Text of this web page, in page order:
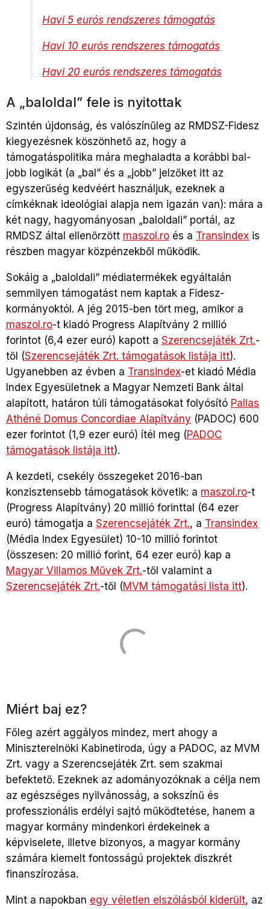
Havi 5 eurós rendszeres támogatás
Havi 10 eurós rendszeres támogatás
Havi 20 eurós rendszeres támogatás
A „baloldal” fele is nyitottak
Szintén újdonság, és valószínűleg az RMDSZ-Fidesz
kiegyezésnek köszönhető az, hogy a
támogatáspolitika mára meghaladta a korábbi bal-
jobb logikát (a „bal” és a „jobb” jelzőket itt az
egyszerűség kedvéért használjuk, ezeknek a
címkéknak ideológiai alapja nem igazán van): mára a
két nagy, hagyományosan „baloldali” portál, az
RMDSZ által ellenőrzött maszol.ro és a Transindex is
részben magyar közpénzekből működik.
Sokáig a „baloldali” médiatermékek egyáltalán
semmilyen támogatást nem kaptak a Fidesz-
kormányoktól. A jég 2015-ben tört meg, amikor a
maszol.ro-t kiadó Progress Alapítvány 2 millió
forintot (6,4 ezer euró) kapott a Szerencsejáték Zrt.-
től (Szerencsejáték Zrt. támogatások listája itt).
Ugyanebben az évben a Transindex-et kiadó Média
Index Egyesületnek a Magyar Nemzeti Bank által
alapított, határon túli támogatásokat folyósító Pallas
Athéné Domus Concordiae Alapítvány (PADOC) 600
ezer forintot (1,9 ezer euró) ítél meg (PADOC
támogatások listája itt).
A kezdeti, csekély összegeket 2016-ban
konzisztensebb támogatások követik: a maszol.ro-t
(Progress Alapítvány) 20 millió forinttal (64 ezer
euró) támogatja a Szerencsejáték Zrt., a Transindex
(Média Index Egyesület) 10-10 millió forintot
(összesen: 20 millió forint, 64 ezer euró) kap a
Magyar Villamos Művek Zrt.-től valamint a
Szerencsejáték Zrt.-től (MVM támogatási lista itt).
Miért baj ez?
Főleg azért aggályos mindez, mert ahogy a
Miniszterelnöki Kabinetiroda, úgy a PADOC, az MVM
Zrt. vagy a Szerencsejáték Zrt. sem szakmai
befektető. Ezeknek az adományozóknak a célja nem
az egészséges nyilvánosság, a sokszínű és
professzionális erdélyi sajtó működtetése, hanem a
magyar kormány mindenkori érdekeinek a
képviselete, illetve bizonyos, a magyar kormány
számára kiemelt fontosságú projektek diszkrét
finanszírozása.
Mint a napokban egy véletlen elszólásból kiderült, az